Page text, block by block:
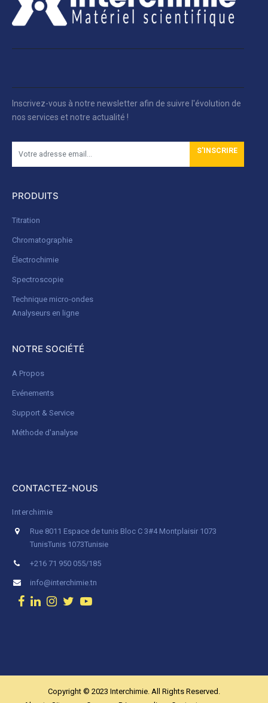
Inscrivez-vous à notre newsletter afin de suivre l'évolution de
nos services et notre actualité !
S'INSCRIRE
PRODUITS
Titration
Chromatographie
Électrochimie
Spectroscopie
Technique micro-ondes
Analyseurs en ligne
NOTRE SOCIÉTÉ
A Propos
Evénements
Support & Service
Méthode d'analyse
CONTACTEZ-NOUS
Interchimie
Rue 8011 Espace de tunis Bloc C 3#4 Montplaisir 1073
TunisTunis 1073Tunisie
+216 71 950 055/185
info@interchimie.tn
Copyright © 2023 Interchimie. All Rights Reserved.